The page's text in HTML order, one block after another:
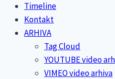
Timeline
Kontakt
ARHIVA
Tag Cloud
YOUTUBE video
VIMEO video arhiva